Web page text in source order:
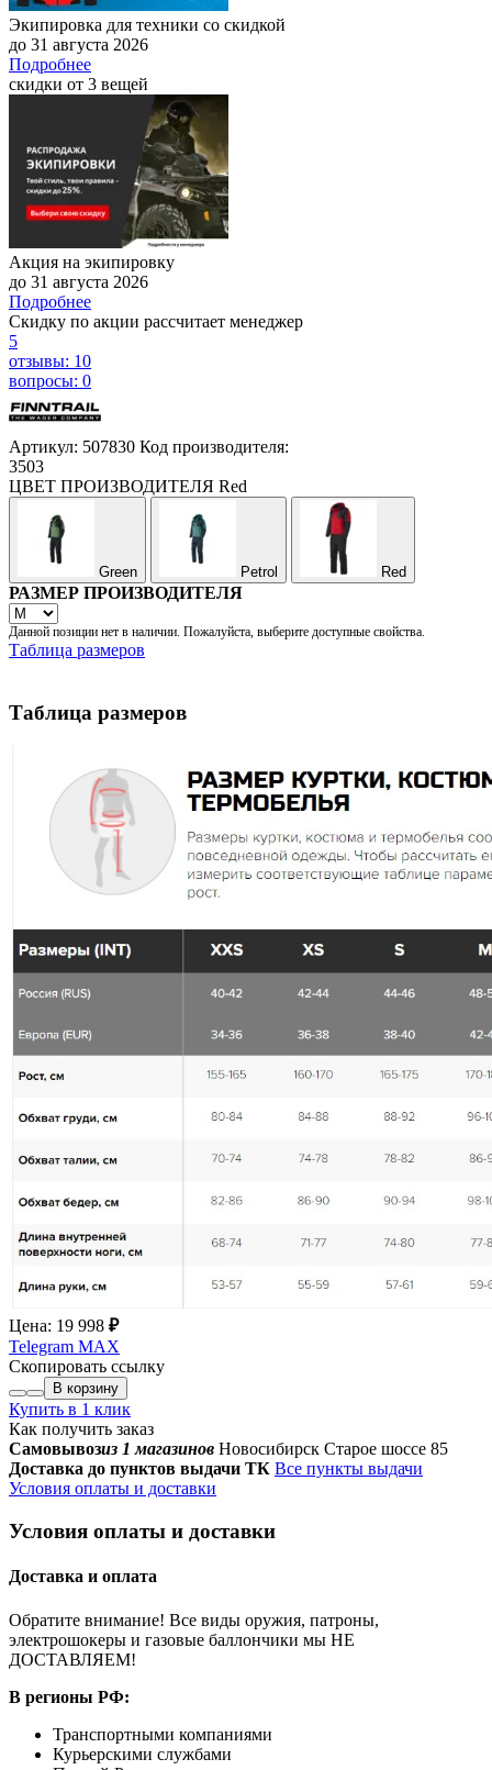
Экипировка для техники со скидкой
до 31 августа 2026
Подробнее
скидки от 3 вещей
Акция на экипировку
до 31 августа 2026
Подробнее
Скидку по акции рассчитает менеджер
5
отзывы: 10
вопросы: 0
Артикул: 507830 Код производителя:
3503
ЦВЕТ ПРОИЗВОДИТЕЛЯ Red
Green Petrol Red
РАЗМЕР ПРОИЗВОДИТЕЛЯ
Данной позиции нет в наличии. Пожалуйста, выберите доступные свойства.
Таблица размеров
Таблица размеров
Цена: 19 998 ₽
Telegram MAX
Скопировать ссылку
В корзину
Купить в 1 клик
Как получить заказ
Самовывозиз 1 магазинов Новосибирск Старое шоссе 85
Доставка до пунктов выдачи ТК Все пункты выдачи
Условия оплаты и доставки
Условия оплаты и доставки
Доставка и оплата
Обратите внимание! Все виды оружия, патроны,
электрошокеры и газовые баллончики мы НЕ
ДОСТАВЛЯЕМ!
В регионы РФ:
Транспортными компаниями
Курьерскими службами